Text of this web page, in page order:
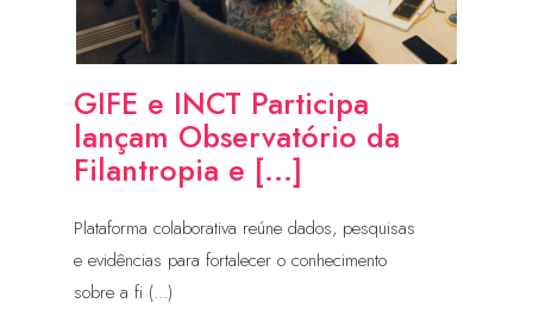
GIFE e INCT Participa
lançam Observatório da
Filantropia e [...]
Plataforma colaborativa reúne dados, pesquisas
e evidências para fortalecer o conhecimento
sobre a fi (...)